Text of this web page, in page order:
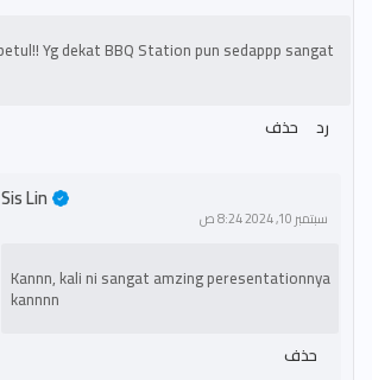
رد
حذف
Sis Lin
سبتمبر 10, 2024 8:24 ص
Kannn, kali ni sangat amzing peresentationnya
kannnn
حذف